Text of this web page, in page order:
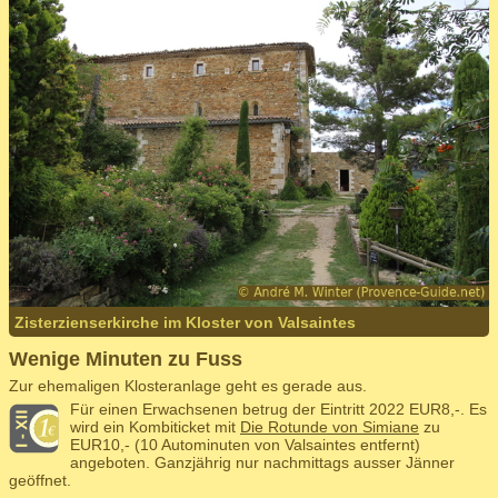
Zisterzienserkirche im Kloster von Valsaintes
Wenige Minuten zu Fuss
Zur ehemaligen Klosteranlage geht es gerade aus.
Für einen Erwachsenen betrug der Eintritt 2022 EUR8,-. Es
wird ein Kombiticket mit Die Rotunde von Simiane zu
EUR10,- (10 Autominuten von Valsaintes entfernt)
angeboten. Ganzjährig nur nachmittags ausser Jänner
geöffnet.